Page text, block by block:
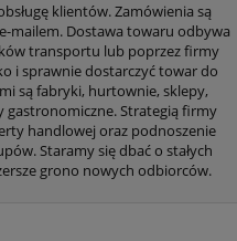
klientów. Zamówienia są
mailem. Dostawa towaru odbywa
transportu lub poprzez firmy
i sprawnie dostarczyć towar do
są fabryki, hurtownie, sklepy,
gastronomiczne. Strategią firmy
handlowej oraz podnoszenie
Staramy się dbać o stałych
grono nowych odbiorców.